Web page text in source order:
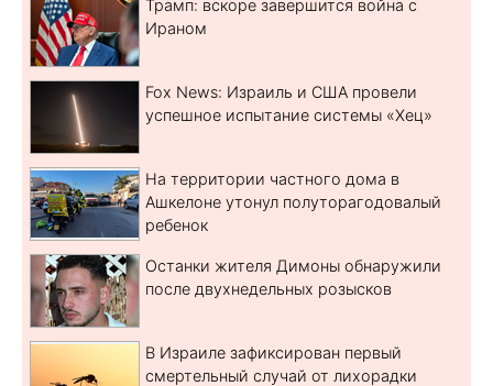
Трамп: вскоре завершится война с
Ираном
Fox News: Израиль и США провели
успешное испытание системы «Хец»
На территории частного дома в
Ашкелоне утонул полуторагодовалый
ребенок
Останки жителя Димоны обнаружили
после двухнедельных розысков
В Израиле зафиксирован первый
смертельный случай от лихорадки